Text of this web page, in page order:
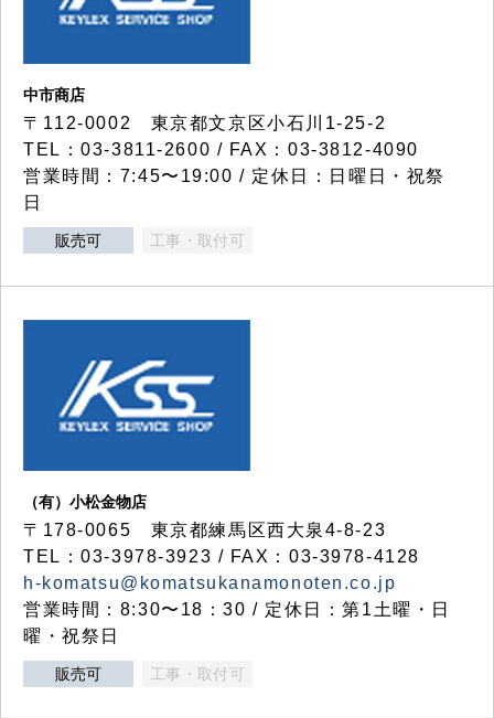
中市商店
〒112-0002 東京都文京区小石川1-25-2
TEL：03-3811-2600 / FAX：03-3812-4090
営業時間：7:45〜19:00 / 定休日：日曜日・祝祭
日
販売可 工事・取付可
（有）小松金物店
〒178-0065 東京都練馬区西大泉4-8-23
TEL：03-3978-3923 / FAX：03-3978-4128
h-komatsu@komatsukanamonoten.co.jp
営業時間：8:30〜18：30 / 定休日：第1土曜・日
曜・祝祭日
販売可 工事・取付可